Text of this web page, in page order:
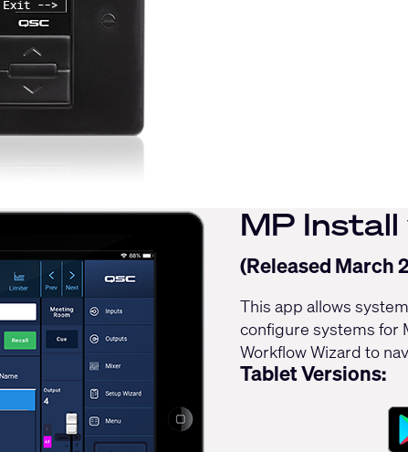
MP Install
(Released March
This app allows
configure systems for
Workflow Wizard to
Tablet Versions: